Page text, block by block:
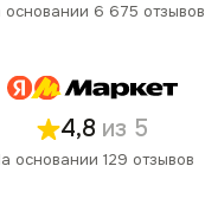
основании 6 675 отзывов
4,8 из 5
основании 129 отзывов